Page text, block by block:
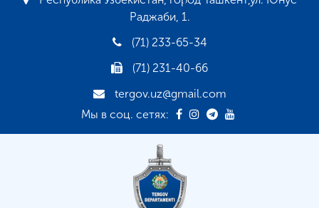
Раджаби, 1.
(71) 233-65-34
(71) 231-40-66
tergov.uz@gmail.com
Мы в соц. сетях: